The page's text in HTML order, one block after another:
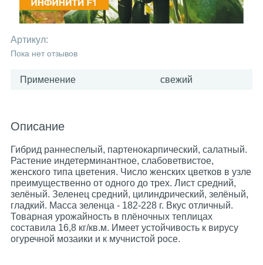
Артикул:
Пока нет отзывов
Применение свежий
Описание
Гибрид раннеспелый, партенокарпический, салатный.
Растение индетерминантное, слабоветвистое,
женского типа цветения. Число женских цветков в узле
преимущественно от одного до трех. Лист средний,
зелёный. Зеленец средний, цилиндрический, зелёный,
гладкий. Масса зеленца - 182-228 г. Вкус отличный.
Товарная урожайность в плёночных теплицах
составила 16,8 кг/кв.м. Имеет устойчивость к вирусу
огуречной мозаики и к мучнистой росе.